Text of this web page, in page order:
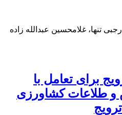
تنها، غلامحسین عبدالله زاده
برای تعامل با
و طلاعات کشاورزی